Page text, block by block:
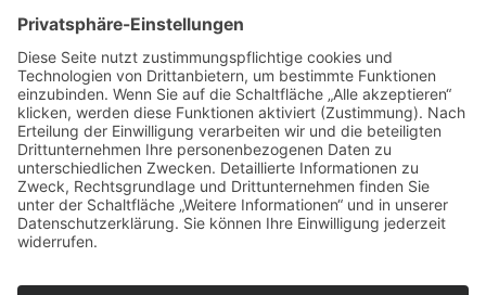
Boston Tiegel W. Harth & Co.
Impres­sum
Daten­schutz | Legal
Train­ing